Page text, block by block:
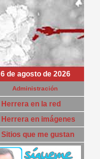
6 de agosto de 2026
Administración
Herrera en la red
Herrera en imágenes
Sitios que me gustan